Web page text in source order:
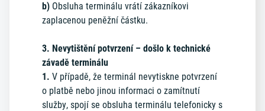
b) Obsluha terminálu vrátí zákazníkovi
zaplacenou peněžní částku.
3. Nevytištění potvrzení – došlo k technické
závadě terminálu
1. V případě, že terminál nevytiskne potvrzení
o platbě nebo jinou informaci o zamítnutí
služby, spojí se obsluha terminálu telefonicky s